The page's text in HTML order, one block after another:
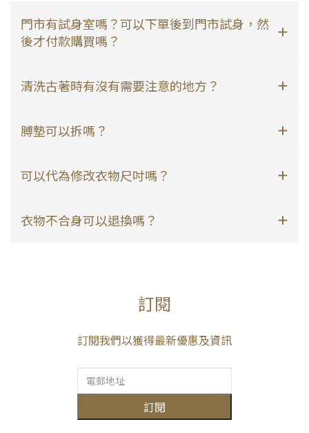
門市有試身室嗎？可以下單後到門市試身，然
後才付款購買嗎？
清洗古著時有沒有需要注意的地方？
膊墊可以拆嗎？
可以代為修改衣物尺吋嗎？
衣物不合身可以退換嗎？
訂閱
訂閱我們以獲得最新優惠及資訊
訂閱